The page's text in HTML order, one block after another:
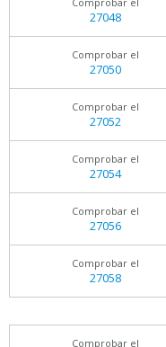
27048
Comprobar el
27050
Comprobar el
27052
Comprobar el
27054
Comprobar el
27056
Comprobar el
27058
Comprobar el